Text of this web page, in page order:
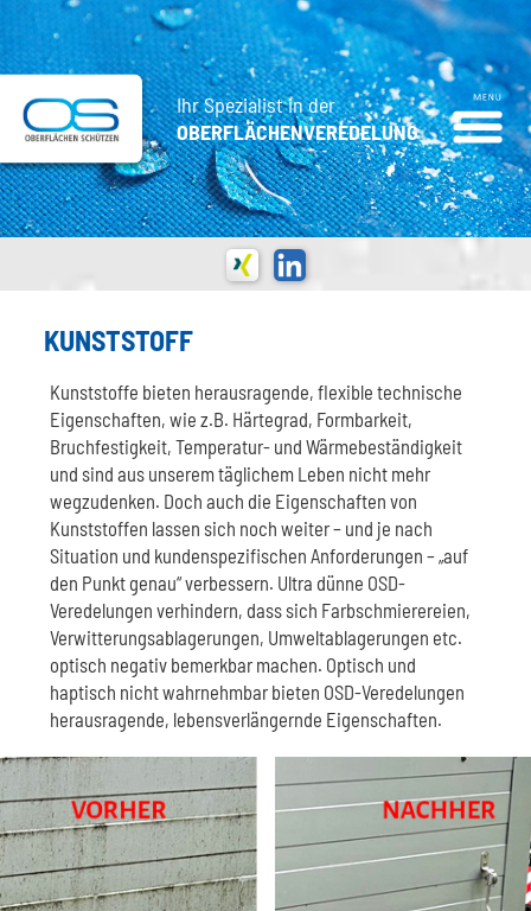
Ihr Spezialist in der
OBERFLÄCHENVEREDELUNG
KUNSTSTOFF
Kunststoffe bieten herausragende, flexible technische
Eigenschaften, wie z.B. Härtegrad, Formbarkeit,
Bruchfestigkeit, Temperatur- und Wärmebeständigkeit
und sind aus unserem täglichem Leben nicht mehr
wegzudenken. Doch auch die Eigenschaften von
Kunststoffen lassen sich noch weiter – und je nach
Situation und kundenspezifischen Anforderungen – „auf
den Punkt genau“ verbessern. Ultra dünne OSD-
Veredelungen verhindern, dass sich Farbschmierereien,
Verwitterungsablagerungen, Umweltablagerungen etc.
optisch negativ bemerkbar machen. Optisch und
haptisch nicht wahrnehmbar bieten OSD-Veredelungen
herausragende, lebensverlängernde Eigenschaften.